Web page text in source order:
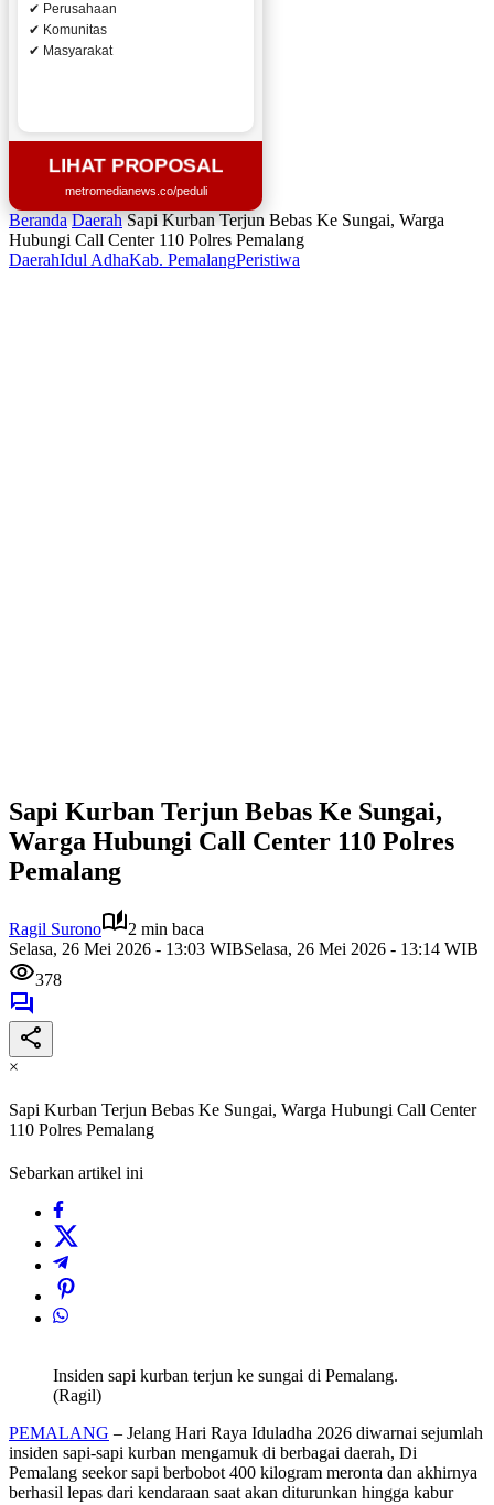
✔ Perusahaan
✔ Komunitas
✔ Masyarakat
LIHAT PROPOSAL
metromedianews.co/peduli
Beranda Daerah Sapi Kurban Terjun Bebas Ke Sungai, Warga
Hubungi Call Center 110 Polres Pemalang
DaerahIdul AdhaKab. PemalangPeristiwa
Sapi Kurban Terjun Bebas Ke Sungai,
Warga Hubungi Call Center 110 Polres
Pemalang
Ragil Surono
2 min baca
Selasa, 26 Mei 2026 - 13:03 WIBSelasa, 26 Mei 2026 - 13:14 WIB
378
×
Sapi Kurban Terjun Bebas Ke Sungai, Warga Hubungi Call Center
110 Polres Pemalang
Sebarkan artikel ini
Insiden sapi kurban terjun ke sungai di Pemalang.
(Ragil)
PEMALANG – Jelang Hari Raya Iduladha 2026 diwarnai sejumlah
insiden sapi-sapi kurban mengamuk di berbagai daerah, Di
Pemalang seekor sapi berbobot 400 kilogram meronta dan akhirnya
berhasil lepas dari kendaraan saat akan diturunkan hingga kabur